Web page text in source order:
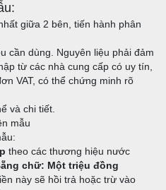
giữa 2 bên, tiến hành phân
cần dùng. Nguyên liệu phải đảm
từ các nhà cung cấp có uy tín,
VAT, có thể chứng minh rõ
và chi tiết.
mẫu
theo các thương hiệu nước
chữ: Một triệu đồng
này sẽ hồi trả hoặc trừ vào